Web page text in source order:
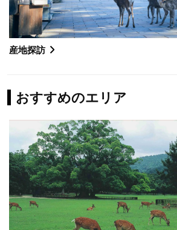
産地探訪
おすすめのエリア